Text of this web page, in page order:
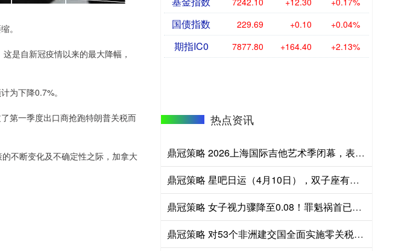
。
是自新冠疫情以来的最大降幅，
为下降0.7%。
第一季度出口商抢跑特朗普关税而
不断变化及不确定性之际，加拿大
国债指数 229.69 +0.10 +0.04%
期指IC0 7877.80 +164.40 +2.13%
热点资讯
鼎冠策略 2026上海国际吉他艺术季闭幕，表演艺术家乔榛再现《魂断蓝桥》经典片段
鼎冠策略 星吧日运（4月10日），双子座有争执，处女座纠结，天蝎座气愤
鼎冠策略 女子视力骤降至0.08！罪魁祸首已进入活跃期，医生紧急提醒
鼎冠策略 对53个非洲建交国全面实施零关税全国首票货物深圳通关